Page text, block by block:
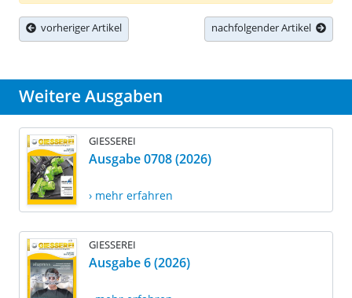
vorheriger Artikel nachfolgender Artikel
Weitere Ausgaben
GIESSEREI
Ausgabe 0708 (2026)
› mehr erfahren
GIESSEREI
Ausgabe 6 (2026)